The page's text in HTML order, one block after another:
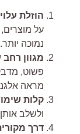
הוזלת עלויות
על מוצרים,
נמוכה יותר.
מגוון רחב
פשוט,
מראה אלגנטי.
קלות שימוש
ולשלב אותן
דרך מקורית